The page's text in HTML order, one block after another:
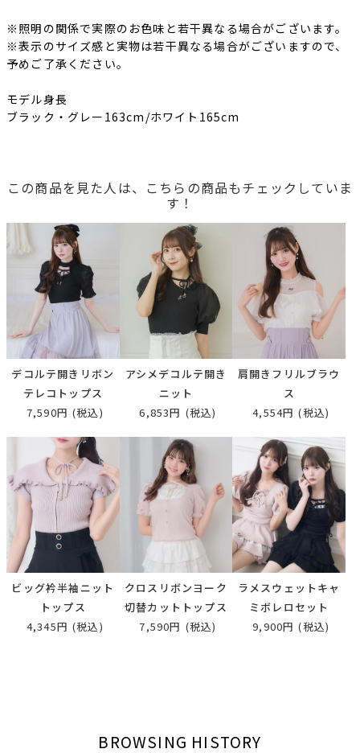
※照明の関係で実際のお色味と若干異なる場合がございます。
※表示のサイズ感と実物は若干異なる場合がございますので、
予めご了承ください。
モデル身長
ブラック・グレー163cm/ホワイト165cm
この商品を見た人は、こちらの商品もチェックしていま
す！
デコルテ開きリボン
テレコトップス
7,590円 (税込)
アシメデコルテ開き
ニット
6,853円 (税込)
肩開きフリルブラウ
ス
4,554円 (税込)
ビッグ衿半袖ニット
トップス
4,345円 (税込)
クロスリボンヨーク
切替カットトップス
7,590円 (税込)
ラメスウェットキャ
ミボレロセット
9,900円 (税込)
BROWSING HISTORY